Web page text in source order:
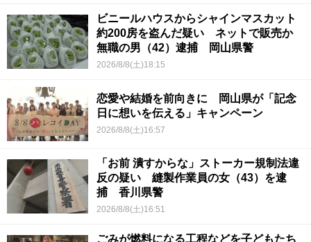
ビニールハウスからシャインマスカット
約200房を盗んだ疑い ネットで販売か
無職の男（42）逮捕 岡山県警
2026/8/8(土)18:15
恋愛や結婚を前向きに 岡山県が「記念
日に想いを伝える」キャンペーン
2026/8/8(土)16:57
「お前 潰すからな」ストーカー規制法違
反の疑い 縫製作業員の女（43）を逮
捕 香川県警
2026/8/8(土)16:51
ごみが燃料になる工程などを子どもたち